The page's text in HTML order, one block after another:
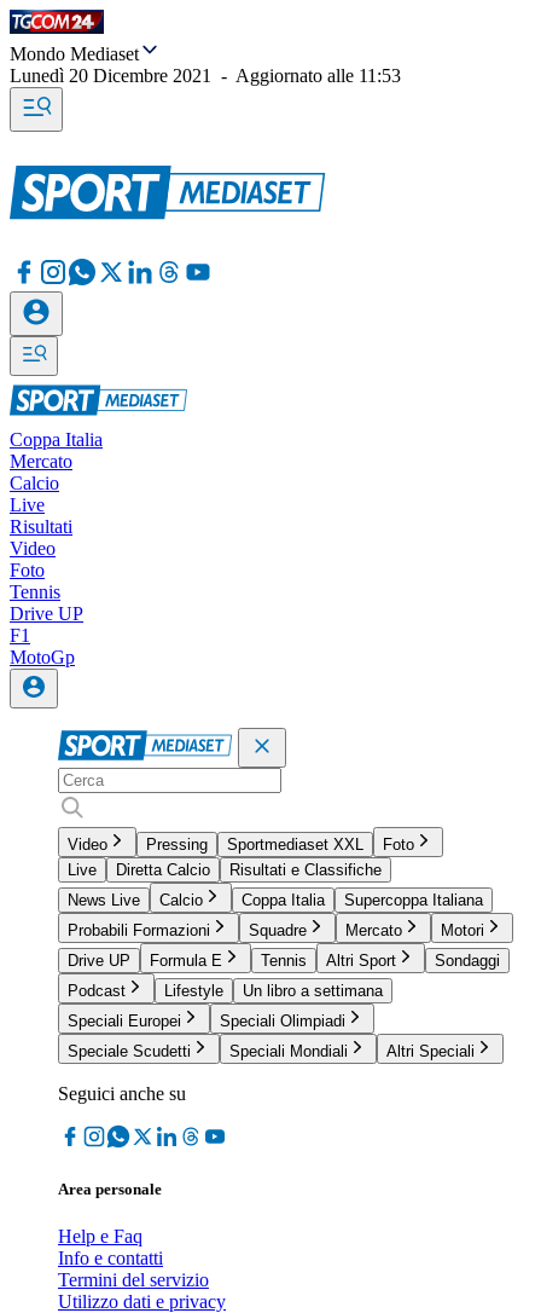
Mondo Mediaset
Lunedì 20 Dicembre 2021
- Aggiornato alle 11:53
Coppa Italia
Mercato
Calcio
Live
Risultati
Video
Foto
Tennis
Drive UP
F1
MotoGp
Video Pressing Sportmediaset XXL
Foto
Live
Diretta Calcio
Risultati e Classifiche
News Live
Calcio Coppa Italia
Supercoppa Italiana
Probabili Formazioni
Squadre Mercato
Motori
Drive UP
Formula E Tennis Altri Sport
Sondaggi
Podcast
Lifestyle
Un libro a settimana
Speciali Europei
Speciali Olimpiadi
Speciale Scudetti
Speciali Mondiali Altri Speciali
Seguici anche su
Area personale
Help e Faq
Info e contatti
Termini del servizio
Utilizzo dati e privacy